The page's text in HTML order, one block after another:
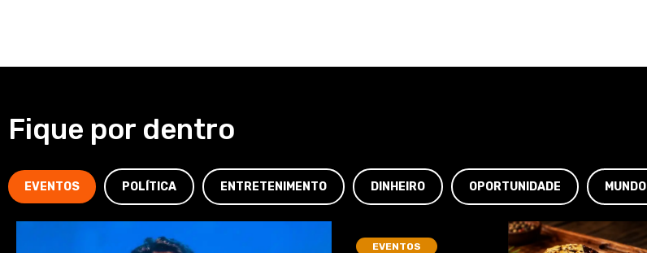
Fique por dentro
EVENTOS POLÍTICA ENTRETENIMENTO DINHEIRO OPORTUNIDADE MUNDO
EVENTOS